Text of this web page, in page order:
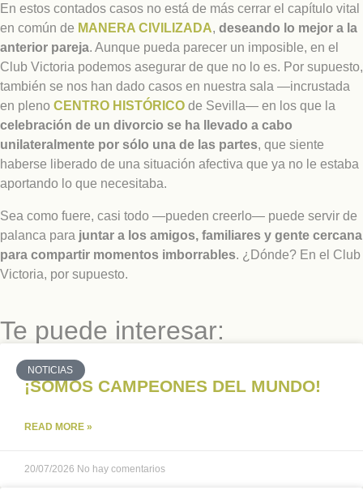
En estos contados casos no está de más cerrar el capítulo vital
en común de MANERA CIVILIZADA, deseando lo mejor a la
anterior pareja. Aunque pueda parecer un imposible, en el
Club Victoria podemos asegurar de que no lo es. Por supuesto,
también se nos han dado casos en nuestra sala —incrustada
en pleno CENTRO HISTÓRICO de Sevilla— en los que la
celebración de un divorcio se ha llevado a cabo
unilateralmente por sólo una de las partes, que siente
haberse liberado de una situación afectiva que ya no le estaba
aportando lo que necesitaba.
Sea como fuere, casi todo —pueden creerlo— puede servir de
palanca para juntar a los amigos, familiares y gente cercana
para compartir momentos imborrables. ¿Dónde? En el Club
Victoria, por supuesto.
Te puede interesar:
NOTICIAS
¡SOMOS CAMPEONES DEL MUNDO!
READ MORE »
20/07/2026 No hay comentarios